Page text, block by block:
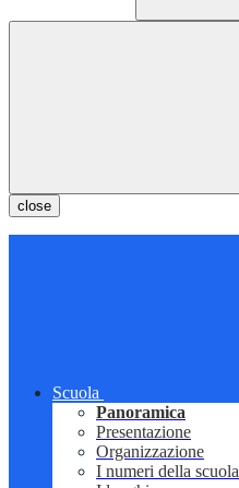
close
Scuola
Panoramica
Presentazione
Organizzazione
I numeri della scuola